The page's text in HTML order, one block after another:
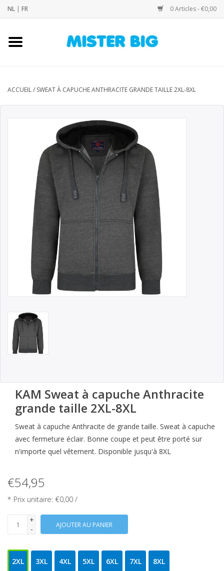
NL | FR 0 Articles - €0,00
Accueil
Notre Boutique
ACCUEIL/ SWEAT À CAPUCHE ANTHRACITE GRANDE TAILLE 2XL-8XL
KAM Sweat à capuche Anthracite
grande taille 2XL-8XL
Sweat à capuche Anthracite de grande taille. Sweat à capuche
avec fermeture éclair. Bonne coupe et peut être porté sur
n'importe quel vêtement. Disponible jusqu'à 8XL
€54,95
* Prix unitaire: €0,00 /
+
-
AJOUTER AU PANIER
2XL 3XL 4XL 5XL 6XL 7XL 8XL